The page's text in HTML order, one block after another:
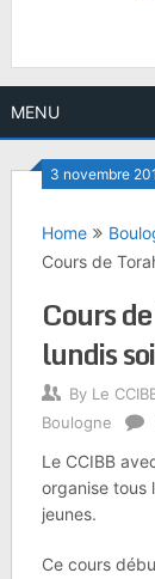
MENU
3 novembre
Home
Cours de
Cours
lundis
By Le
Boulogne
Le CCIBB
organise tous
jeunes.
Ce cours